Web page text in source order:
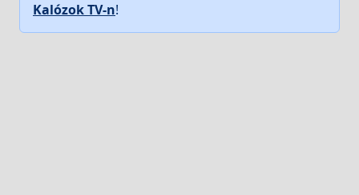
Kalózok TV-n!